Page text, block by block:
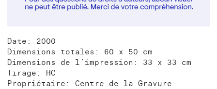
Date: 2000
Dimensions totales: 60 x 50 cm
Dimensions de l’impression: 33 x 33 cm
Tirage: HC
Propriétaire: Centre de la Gravure